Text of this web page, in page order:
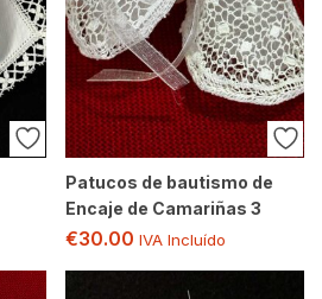
Patucos de bautismo de
Encaje de Camariñas 3
€30.00 IVA Incluído